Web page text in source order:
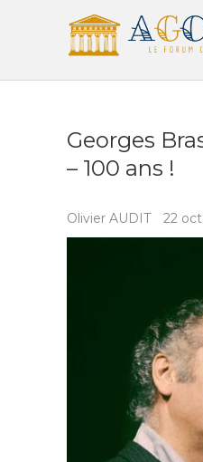
LE FORUM
Georges
– 100 ans !
Olivier AUDIT 22